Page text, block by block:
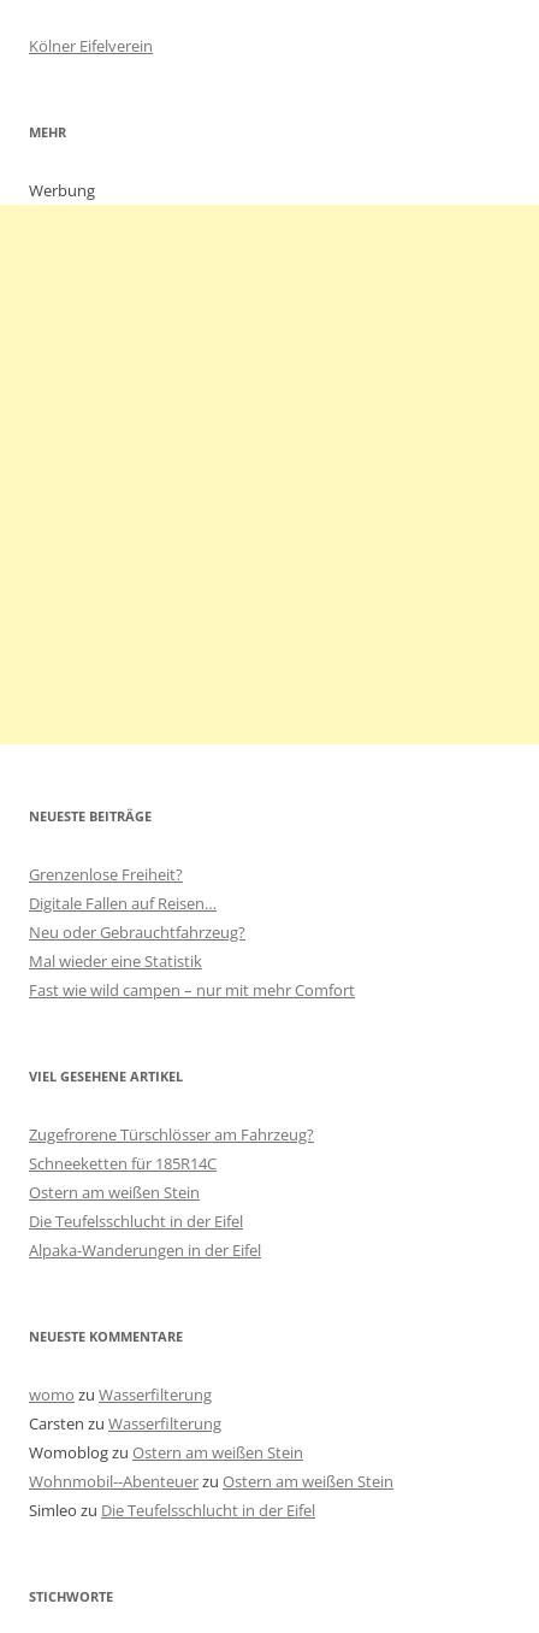
Kölner Eifelverein
MEHR
Werbung
NEUESTE BEITRÄGE
Grenzenlose Freiheit?
Digitale Fallen auf Reisen…
Neu oder Gebrauchtfahrzeug?
Mal wieder eine Statistik
Fast wie wild campen – nur mit mehr Comfort
VIEL GESEHENE ARTIKEL
Zugefrorene Türschlösser am Fahrzeug?
Schneeketten für 185R14C
Ostern am weißen Stein
Die Teufelsschlucht in der Eifel
Alpaka-Wanderungen in der Eifel
NEUESTE KOMMENTARE
womo zu Wasserfilterung
Carsten zu Wasserfilterung
Womoblogzu Ostern am weißen Stein
Wohnmobil--Abenteuerzu Ostern am weißen Stein
Simleo zu Die Teufelsschlucht in der Eifel
STICHWORTE